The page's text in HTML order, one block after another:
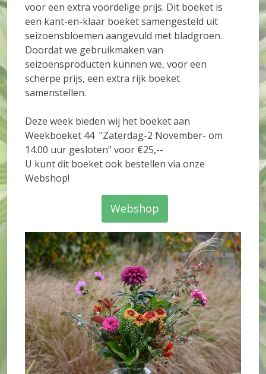
voor een extra voordelige prijs. Dit boeket is
een kant-en-klaar boeket samengesteld uit
seizoensbloemen aangevuld met bladgroen.
Doordat we gebruikmaken van
seizoensproducten kunnen we, voor een
scherpe prijs, een extra rijk boeket
samenstellen.
Deze week bieden wij het boeket aan
Weekboeket 44 "Zaterdag-2 November- om
14.00 uur gesloten" voor €25,--
U kunt dit boeket ook bestellen via onze
Webshop!